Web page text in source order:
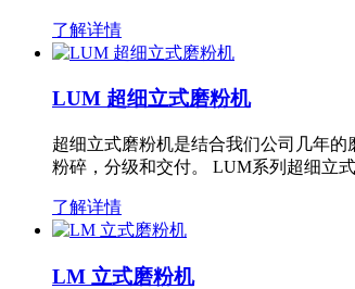
了解详情
LUM 超细立式磨粉机
超细立式磨粉机是结合我们公司几年
粉碎，分级和交付。 LUM系列超细立
了解详情
LM 立式磨粉机